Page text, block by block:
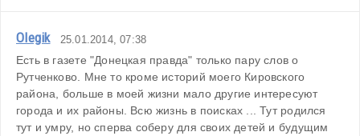
Olegik 25.01.2014, 07:38
Есть в газете "Донецкая правда" только пару слов о
Рутченково. Мне то кроме историй моего Кировского
района, больше в моей жизни мало другие интересуют
города и их районы. Всю жизнь в поисках ... Тут родился
тут и умру, но сперва соберу для своих детей и будущим